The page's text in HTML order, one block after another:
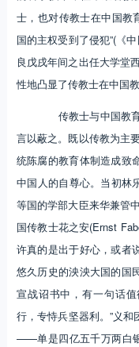
士，也对传教士在中国教
国的主权受到了侵犯”(《
良戊戌年间之出任大学堂
性地凸显了传教士在中国
传教士与中国教育
言以蔽之。既以传教为主
统陈腐的教育体制造成致
中国人的自尊心。当初林
等国的学部大臣来华兼管
国传教士花之安(Ernst
许真的是出于好心，或者
悠久历史的泱泱大国的国
宣战诏书中，有一句话
行，专恃兵坚器利。”义和
——单是四亿五千万两白